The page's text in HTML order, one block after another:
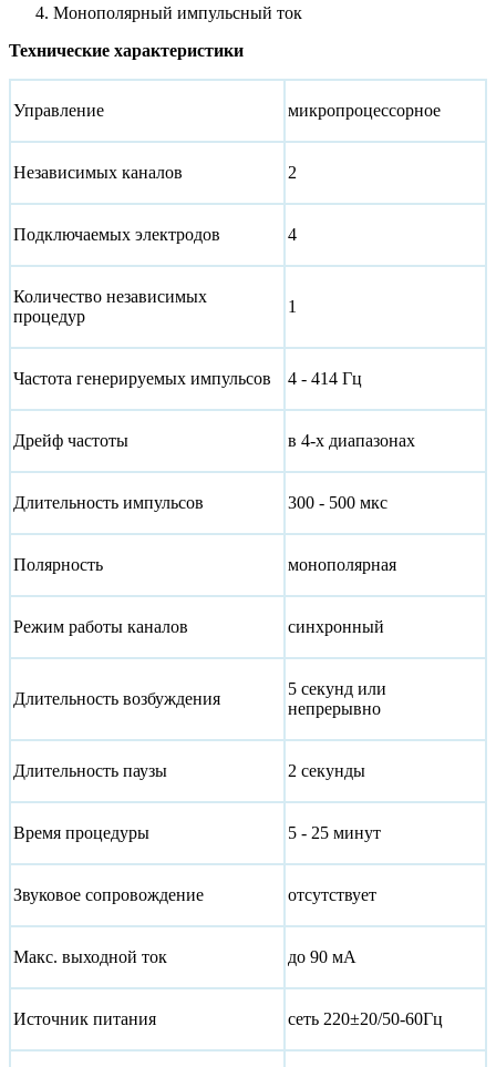
Монополярный импульсный ток
Технические характеристики
Управление микропроцессорное
Независимых каналов 2
Подключаемых электродов 4
Количество независимых
процедур
1
Частота генерируемых импульсов 4 - 414 Гц
Дрейф частоты в 4-х диапазонах
Длительность импульсов 300 - 500 мкс
Полярность монополярная
Режим работы каналов синхронный
Длительность возбуждения
5 секунд или
непрерывно
Длительность паузы 2 секунды
Время процедуры 5 - 25 минут
Звуковое сопровождение отсутствует
Макс. выходной ток до 90 мА
Источник питания сеть 220±20/50-60Гц